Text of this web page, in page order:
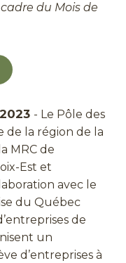
du Mois de
- Le Pôle des
de la région de la
MRC de
Est et
avec le
du Québec
de
un
d’entreprises à